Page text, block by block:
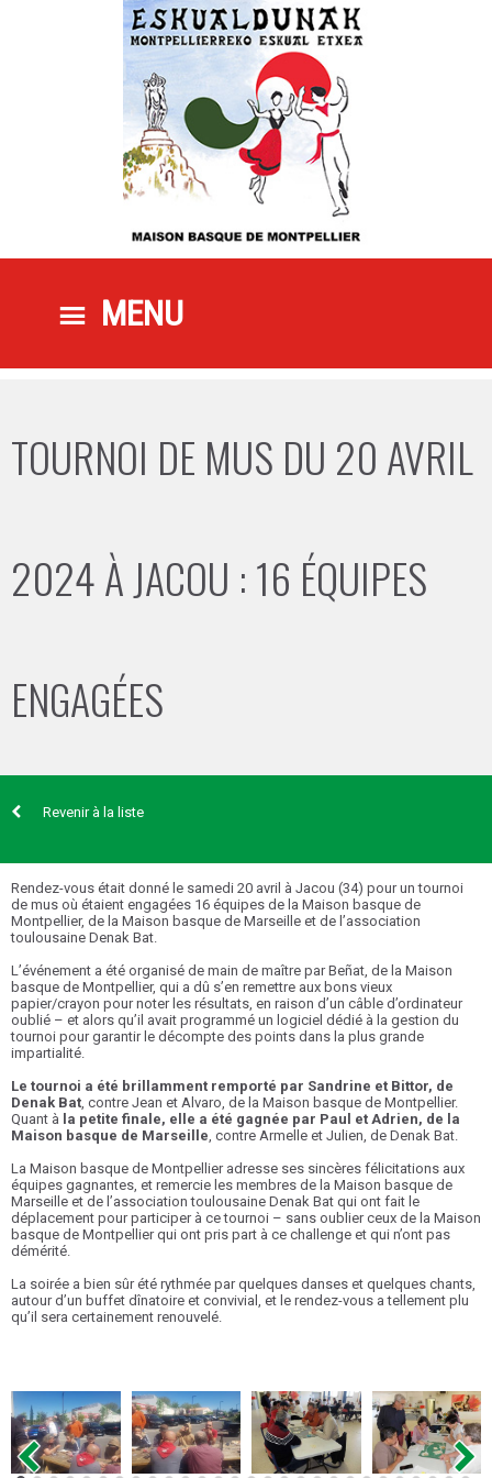
MENU
TOURNOI DE MUS DU 20 AVRIL
2024 À JACOU : 16 ÉQUIPES
ENGAGÉES
Revenir à la liste
Rendez-vous était donné le samedi 20 avril à Jacou (34) pour un tournoi
de mus où étaient engagées 16 équipes de la Maison basque de
Montpellier, de la Maison basque de Marseille et de l’association
toulousaine Denak Bat.
L’événement a été organisé de main de maître par Beñat, de la Maison
basque de Montpellier, qui a dû s’en remettre aux bons vieux
papier/crayon pour noter les résultats, en raison d’un câble d’ordinateur
oublié – et alors qu’il avait programmé un logiciel dédié à la gestion du
tournoi pour garantir le décompte des points dans la plus grande
impartialité.
Le tournoi a été brillamment remporté par Sandrine et Bittor, de
Denak Bat, contre Jean et Alvaro, de la Maison basque de Montpellier.
Quant à la petite finale, elle a été gagnée par Paul et Adrien, de la
Maison basque de Marseille, contre Armelle et Julien, de Denak Bat.
La Maison basque de Montpellier adresse ses sincères félicitations aux
équipes gagnantes, et remercie les membres de la Maison basque de
Marseille et de l’association toulousaine Denak Bat qui ont fait le
déplacement pour participer à ce tournoi – sans oublier ceux de la Maison
basque de Montpellier qui ont pris part à ce challenge et qui n’ont pas
démérité.
La soirée a bien sûr été rythmée par quelques danses et quelques chants,
autour d’un buffet dînatoire et convivial, et le rendez-vous a tellement plu
qu’il sera certainement renouvelé.